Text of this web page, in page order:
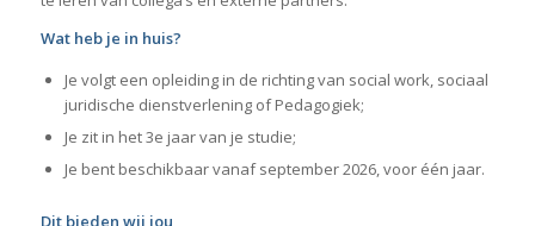
Wat heb je in huis?
Je volgt een opleiding in de richting van social work, sociaal
juridische dienstverlening of Pedagogiek;
Je zit in het 3e jaar van je studie;
Je bent beschikbaar vanaf september 2026, voor één jaar.
Dit bieden wij jou